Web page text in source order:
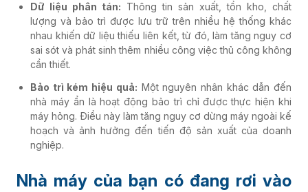
Dữ liệu phân tán: Thông tin sản xuất, tồn kho, chất
lượng và bảo trì được lưu trữ trên nhiều hệ thống khác
nhau khiến dữ liệu thiếu liên kết, từ đó, làm tăng nguy cơ
sai sót và phát sinh thêm nhiều công việc thủ công không
cần thiết.
Bảo trì kém hiệu quả: Một nguyên nhân khác dẫn đến
nhà máy ẩn là hoạt động bảo trì chỉ được thực hiện khi
máy hỏng. Điều này làm tăng nguy cơ dừng máy ngoài kế
hoạch và ảnh hưởng đến tiến độ sản xuất của doanh
nghiệp.
Nhà máy của bạn có đang rơi vào